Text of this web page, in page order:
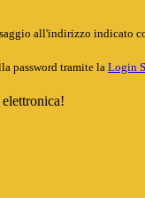
all'indirizzo indicato
password tramite la Login